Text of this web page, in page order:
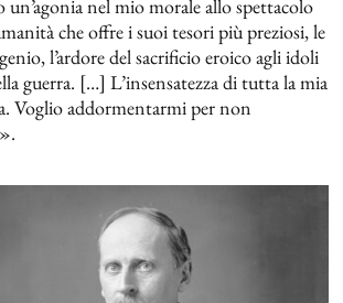
un’agonia nel mio morale allo spettacolo
che offre i suoi tesori più preziosi, le
l’ardore del sacrificio eroico agli idoli
guerra. […] L’insensatezza di tutta la mia
Voglio addormentarmi per non